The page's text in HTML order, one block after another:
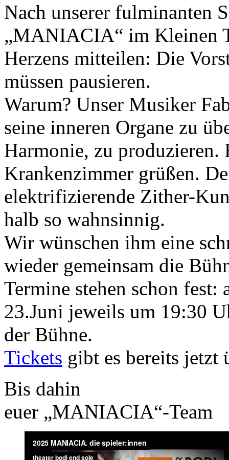
Nach unserer fulminanten
„MANIACIA“ im Kleinen
Herzens mitteilen: Die
müssen pausieren.
Warum? Unser Musiker
seine inneren Organe zu
Harmonie, zu produzieren.
Krankenzimmer grüßen.
elektrifizierende Zither-
halb so wahnsinnig.
Wir wünschen ihm eine
wieder gemeinsam die
Termine stehen schon
23.Juni jeweils um 19:30
der Bühne.
Tickets gibt es bereits jetzt
Bis dahin
euer „MANIACIA“-Team